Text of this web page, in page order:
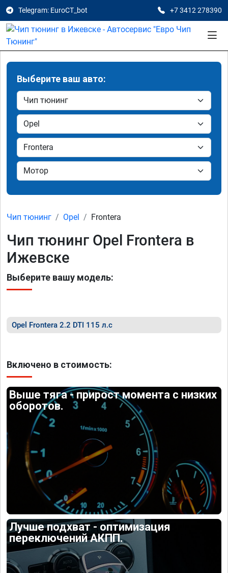
Telegram: EuroCT_bot +7 3412 278390
Выберите ваш авто:
Чип тюнинг Opel Frontera
Чип тюнинг Opel Frontera в
Ижевске
Выберите вашу модель:
Opel Frontera 2.2 DTI 115 л.с
Включено в стоимость:
Выше тяга - прирост момента с низких
оборотов.
Лучше подхват - оптимизация
переключений АКПП.